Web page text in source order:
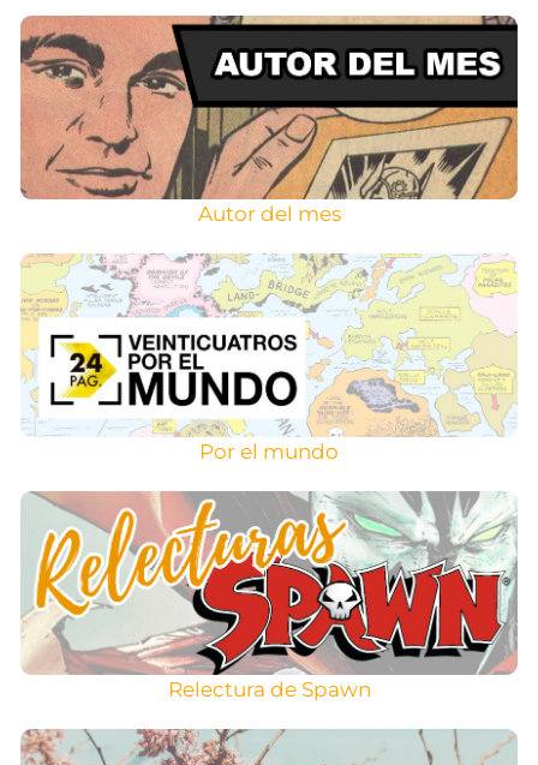
Autor del mes
Por el mundo
Relectura de Spawn